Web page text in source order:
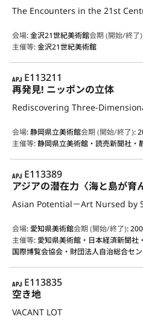
会場:金沢21世紀美術館会期 (開始/終了)
主催等:金沢21世紀美術館
APJ
E113211
再発見! ニッポンの立体
Rediscovering Three-
会場:静岡県立美術館会期 (開始/終了):
主催等:静岡県立美術館・読売新聞社・
APJ
E113389
アジアの潜在力〈海と島が育
Asian Potential－Art Nursed by
会場: 愛知県美術館会期 (開始/終了):
主催等: 愛知県美術館・日本経済新聞
国際博覧会協会・財団法人自治総合セ
APJ
E113835
空き地
VACANT LOT